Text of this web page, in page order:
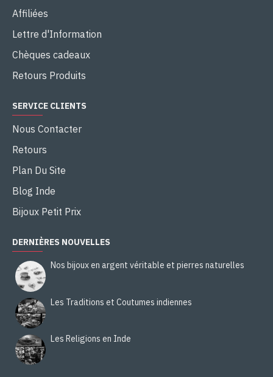
Affiliées
Lettre d'Information
Chèques cadeaux
Retours Produits
SERVICE CLIENTS
Nous Contacter
Retours
Plan Du Site
Blog Inde
Bijoux Petit Prix
DERNIÈRES NOUVELLES
Nos bijoux en argent véritable et pierres naturelles
Les Traditions et Coutumes indiennes
Les Religions en Inde